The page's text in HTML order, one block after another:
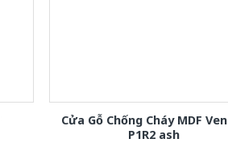
Cửa Gỗ Chống Cháy MDF
P1R2 ash